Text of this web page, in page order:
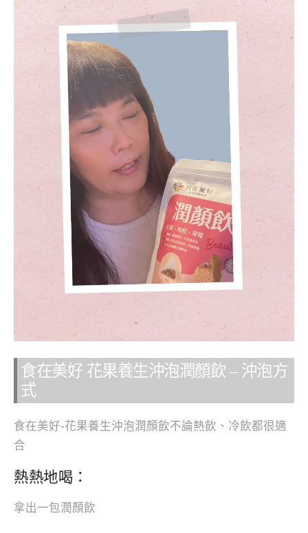
食在美好 花果養生沖泡潤顏飲 – 沖泡方
式
食在美好-花果養生沖泡潤顏飲不論熱飲、冷飲都很適
合
熱熱地喝：
拿出一包潤顏飲